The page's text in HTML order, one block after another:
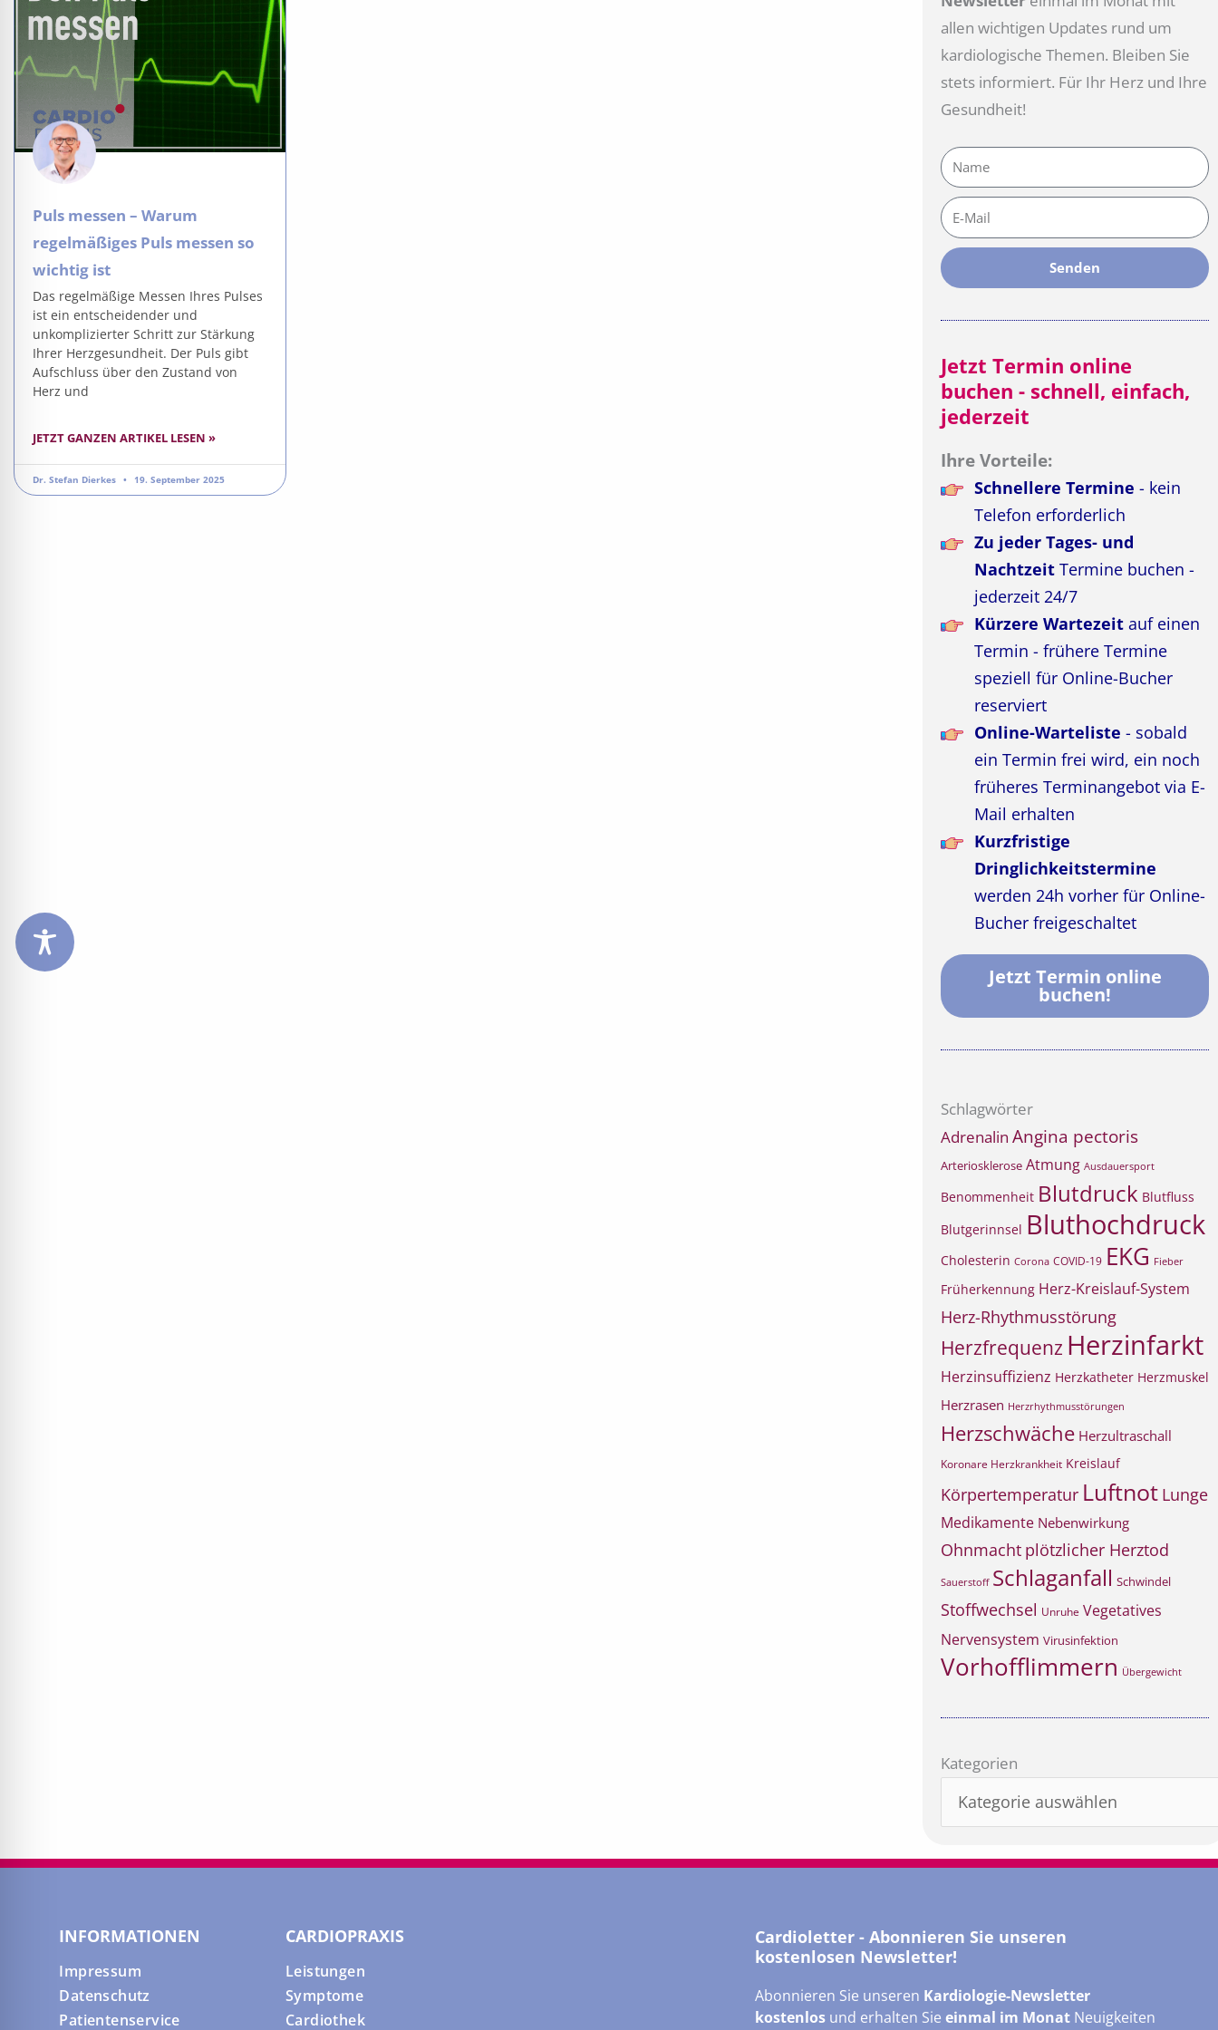
Puls messen – Warum
regelmäßiges Puls messen so
wichtig ist
Das regelmäßige Messen Ihres Pulses
ist ein entscheidender und
unkomplizierter Schritt zur Stärkung
Ihrer Herzgesundheit. Der Puls gibt
Aufschluss über den Zustand von
Herz und
JETZT GANZEN ARTIKEL LESEN »
Dr. Stefan Dierkes 19. September 2025
allen wichtigen Updates rund um
kardiologische Themen. Bleiben Sie
stets informiert. Für Ihr Herz und Ihre
Gesundheit!
Name
E-
Mail
Senden
Jetzt Termin online
buchen - schnell, einfach,
jederzeit
Ihre Vorteile:
Schnellere Termine - kein
Telefon erforderlich
Zu jeder Tages- und
NachtzeitTermine buchen -
jederzeit 24/7
Kürzere Wartezeitauf einen
Termin - frühere Termine
speziell für Online-Bucher
reserviert
Online-Warteliste - sobald
ein Termin frei wird, ein noch
früheres Terminangebot via E-
Mail erhalten
Kurzfristige
Dringlichkeitstermine
werden 24h vorher für Online-
Bucher freigeschaltet
Jetzt Termin online
buchen!
Schlagwörter
Adrenalin Angina pectoris
Arteriosklerose Atmung Ausdauersport
Benommenheit Blutdruck Blutfluss
Blutgerinnsel Bluthochdruck
Cholesterin Corona COVID-19 EKG Fieber
Früherkennung Herz-Kreislauf-System
Herz-Rhythmusstörung
Herzfrequenz Herzinfarkt
Herzinsuffizienz Herzkatheter Herzmuskel
Herzrasen Herzrhythmusstörungen
Herzschwäche Herzultraschall
Koronare Herzkrankheit Kreislauf
Körpertemperatur Luftnot Lunge
Medikamente Nebenwirkung
Ohnmacht plötzlicher Herztod
Sauerstoff Schlaganfall Schwindel
Stoffwechsel Unruhe Vegetatives
Nervensystem Virusinfektion
Vorhofflimmern Übergewicht
Kategorien
Kategorien
INFORMATIONEN
Impressum
Datenschutz
Patientenservice
CARDIOPRAXIS
Leistungen
Symptome
Cardiothek
Cardioletter - Abonnieren Sie unseren
kostenlosen Newsletter!
Abonnieren Sie unseren Kardiologie-Newsletter
kostenlos und erhalten Sieeinmal im Monat Neuigkeiten